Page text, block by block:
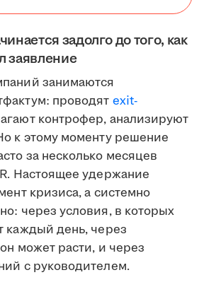
задолго до того, как
заявление
занимаются
проводят exit-
контрофер, анализируют
к этому моменту решение
за несколько месяцев
Настоящее удержание
кризиса, а системно
через условия, в которых
каждый день, через
может расти, и через
с руководителем.